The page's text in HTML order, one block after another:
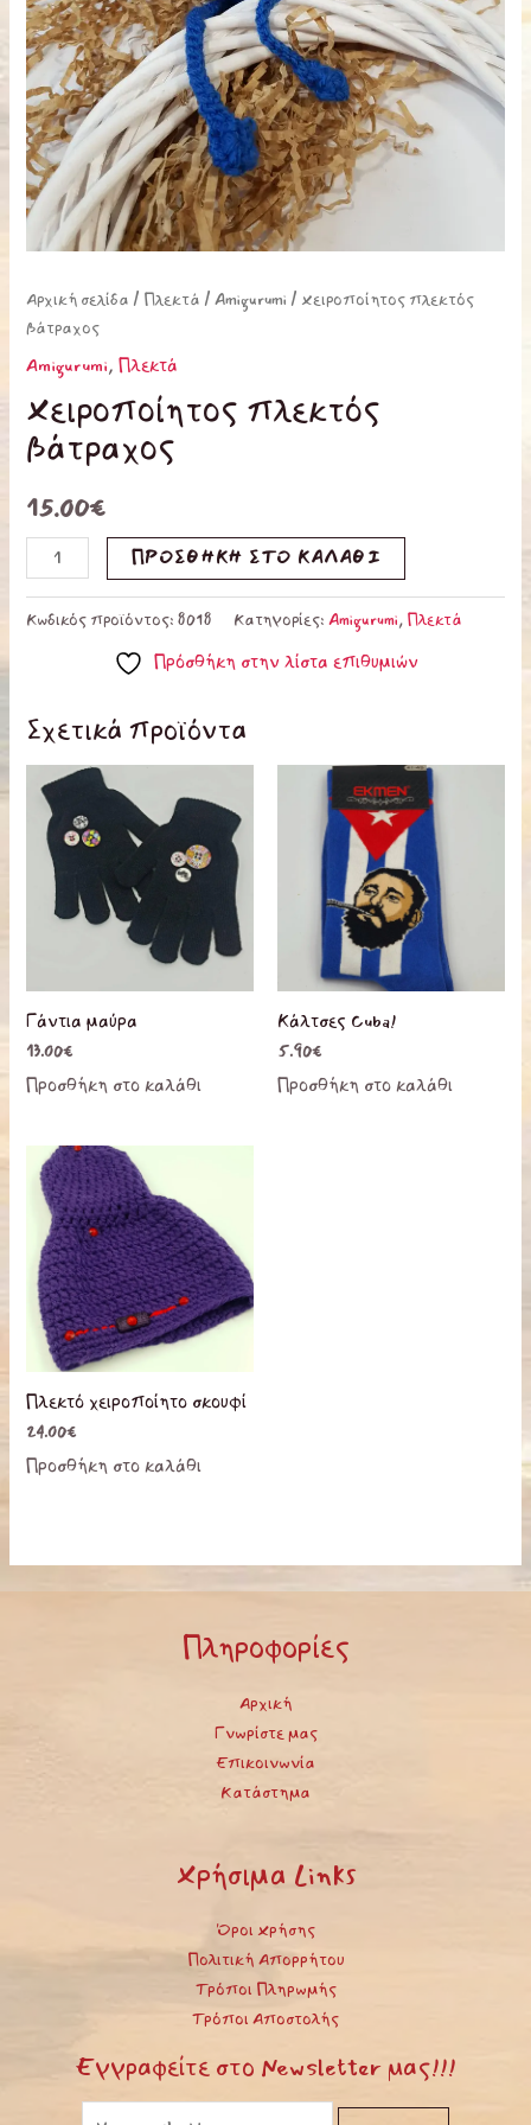
Αρχική σελίδα / Πλεκτά /Amigurumi / Χειροποίητος πλεκτός
βάτραχος
Amigurumi,Πλεκτά
Χειροποίητος πλεκτός
βάτραχος
15.00€
ΠΡΟΣΘΉΚΗ ΣΤΟ ΚΑΛΆΘΙ
Κωδικός προϊόντος:8018 Κατηγορίες:Amigurumi,Πλεκτά
Πρόσθήκη στην λίστα επιθυμιών
Σχετικά προϊόντα
Γάντια μαύρα
13.00€
Προσθήκη στο καλάθι
Κάλτσες Cuba!
5.90€
Προσθήκη στο καλάθι
Πλεκτό χειροποίητο σκουφί
24.00€
Προσθήκη στο καλάθι
Πληροφορίες
Αρχική
Γνωρίστε μας
Επικοινωνία
Κατάστημα
Χρήσιμα Links
Όροι Χρήσης
Πολιτική Απορρήτου
Τρόποι Πληρωμής
Τρόποι Αποστολής
Εγγραφείτε στο Newsletter μας!!!